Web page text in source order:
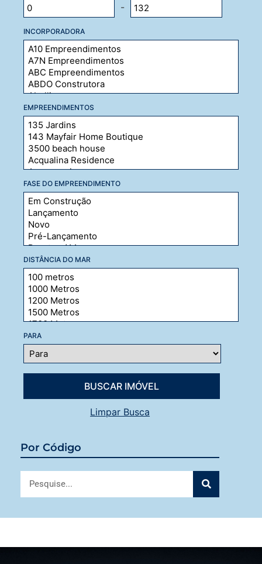
-
INCORPORADORA
EMPREENDIMENTOS
FASE DO EMPREENDIMENTO
DISTÂNCIA DO MAR
PARA
Limpar Busca
Por Código